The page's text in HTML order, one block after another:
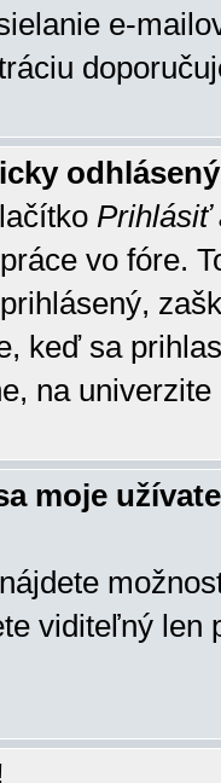
e-
Prihlásiť
vo fóre.
keď sa
na univerzite
moje
viditeľný len